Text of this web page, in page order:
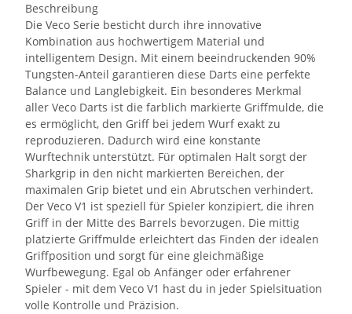
Beschreibung
Die Veco Serie besticht durch ihre innovative
Kombination aus hochwertigem Material und
intelligentem Design. Mit einem beeindruckenden 90%
Tungsten-Anteil garantieren diese Darts eine perfekte
Balance und Langlebigkeit. Ein besonderes Merkmal
aller Veco Darts ist die farblich markierte Griffmulde, die
es ermöglicht, den Griff bei jedem Wurf exakt zu
reproduzieren. Dadurch wird eine konstante
Wurftechnik unterstützt. Für optimalen Halt sorgt der
Sharkgrip in den nicht markierten Bereichen, der
maximalen Grip bietet und ein Abrutschen verhindert.
Der Veco V1 ist speziell für Spieler konzipiert, die ihren
Griff in der Mitte des Barrels bevorzugen. Die mittig
platzierte Griffmulde erleichtert das Finden der idealen
Griffposition und sorgt für eine gleichmäßige
Wurfbewegung. Egal ob Anfänger oder erfahrener
Spieler - mit dem Veco V1 hast du in jeder Spielsituation
volle Kontrolle und Präzision.